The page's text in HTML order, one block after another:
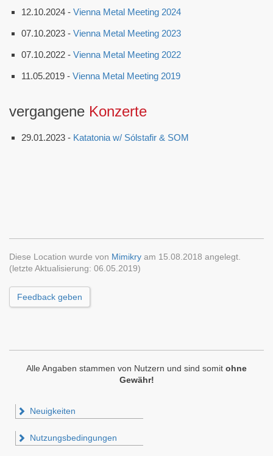
12.10.2024 - Vienna Metal Meeting 2024
07.10.2023 - Vienna Metal Meeting 2023
07.10.2022 - Vienna Metal Meeting 2022
11.05.2019 - Vienna Metal Meeting 2019
vergangene Konzerte
29.01.2023 - Katatonia w/ Sólstafir & SOM
Diese Location wurde von Mimikry am 15.08.2018 angelegt.
(letzte Aktualisierung: 06.05.2019)
Feedback geben
Alle Angaben stammen von Nutzern und sind somit ohne
Gewähr!
Neuigkeiten
Nutzungsbedingungen